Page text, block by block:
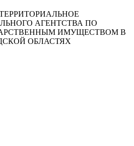
АГЕНТСТВА ПО
ИМУЩЕСТВОМ В
ОБЛАСТЯХ